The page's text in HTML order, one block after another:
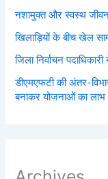
नशामुक्त और स्वस्थ
खिलाड़ियों के बीच खेल
जिला निर्वाचन
डीएमएफटी की अंतर-
बनाकर योजनाओं का